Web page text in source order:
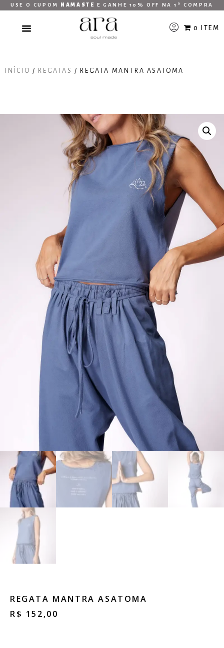
USE O CUPOM NAMASTE E GANHE 10% OFF NA 1ª COMPRA
0 ITEM
INÍCIO / REGATAS / REGATA MANTRA ASATOMA
REGATA MANTRA ASATOMA
R$ 152,00